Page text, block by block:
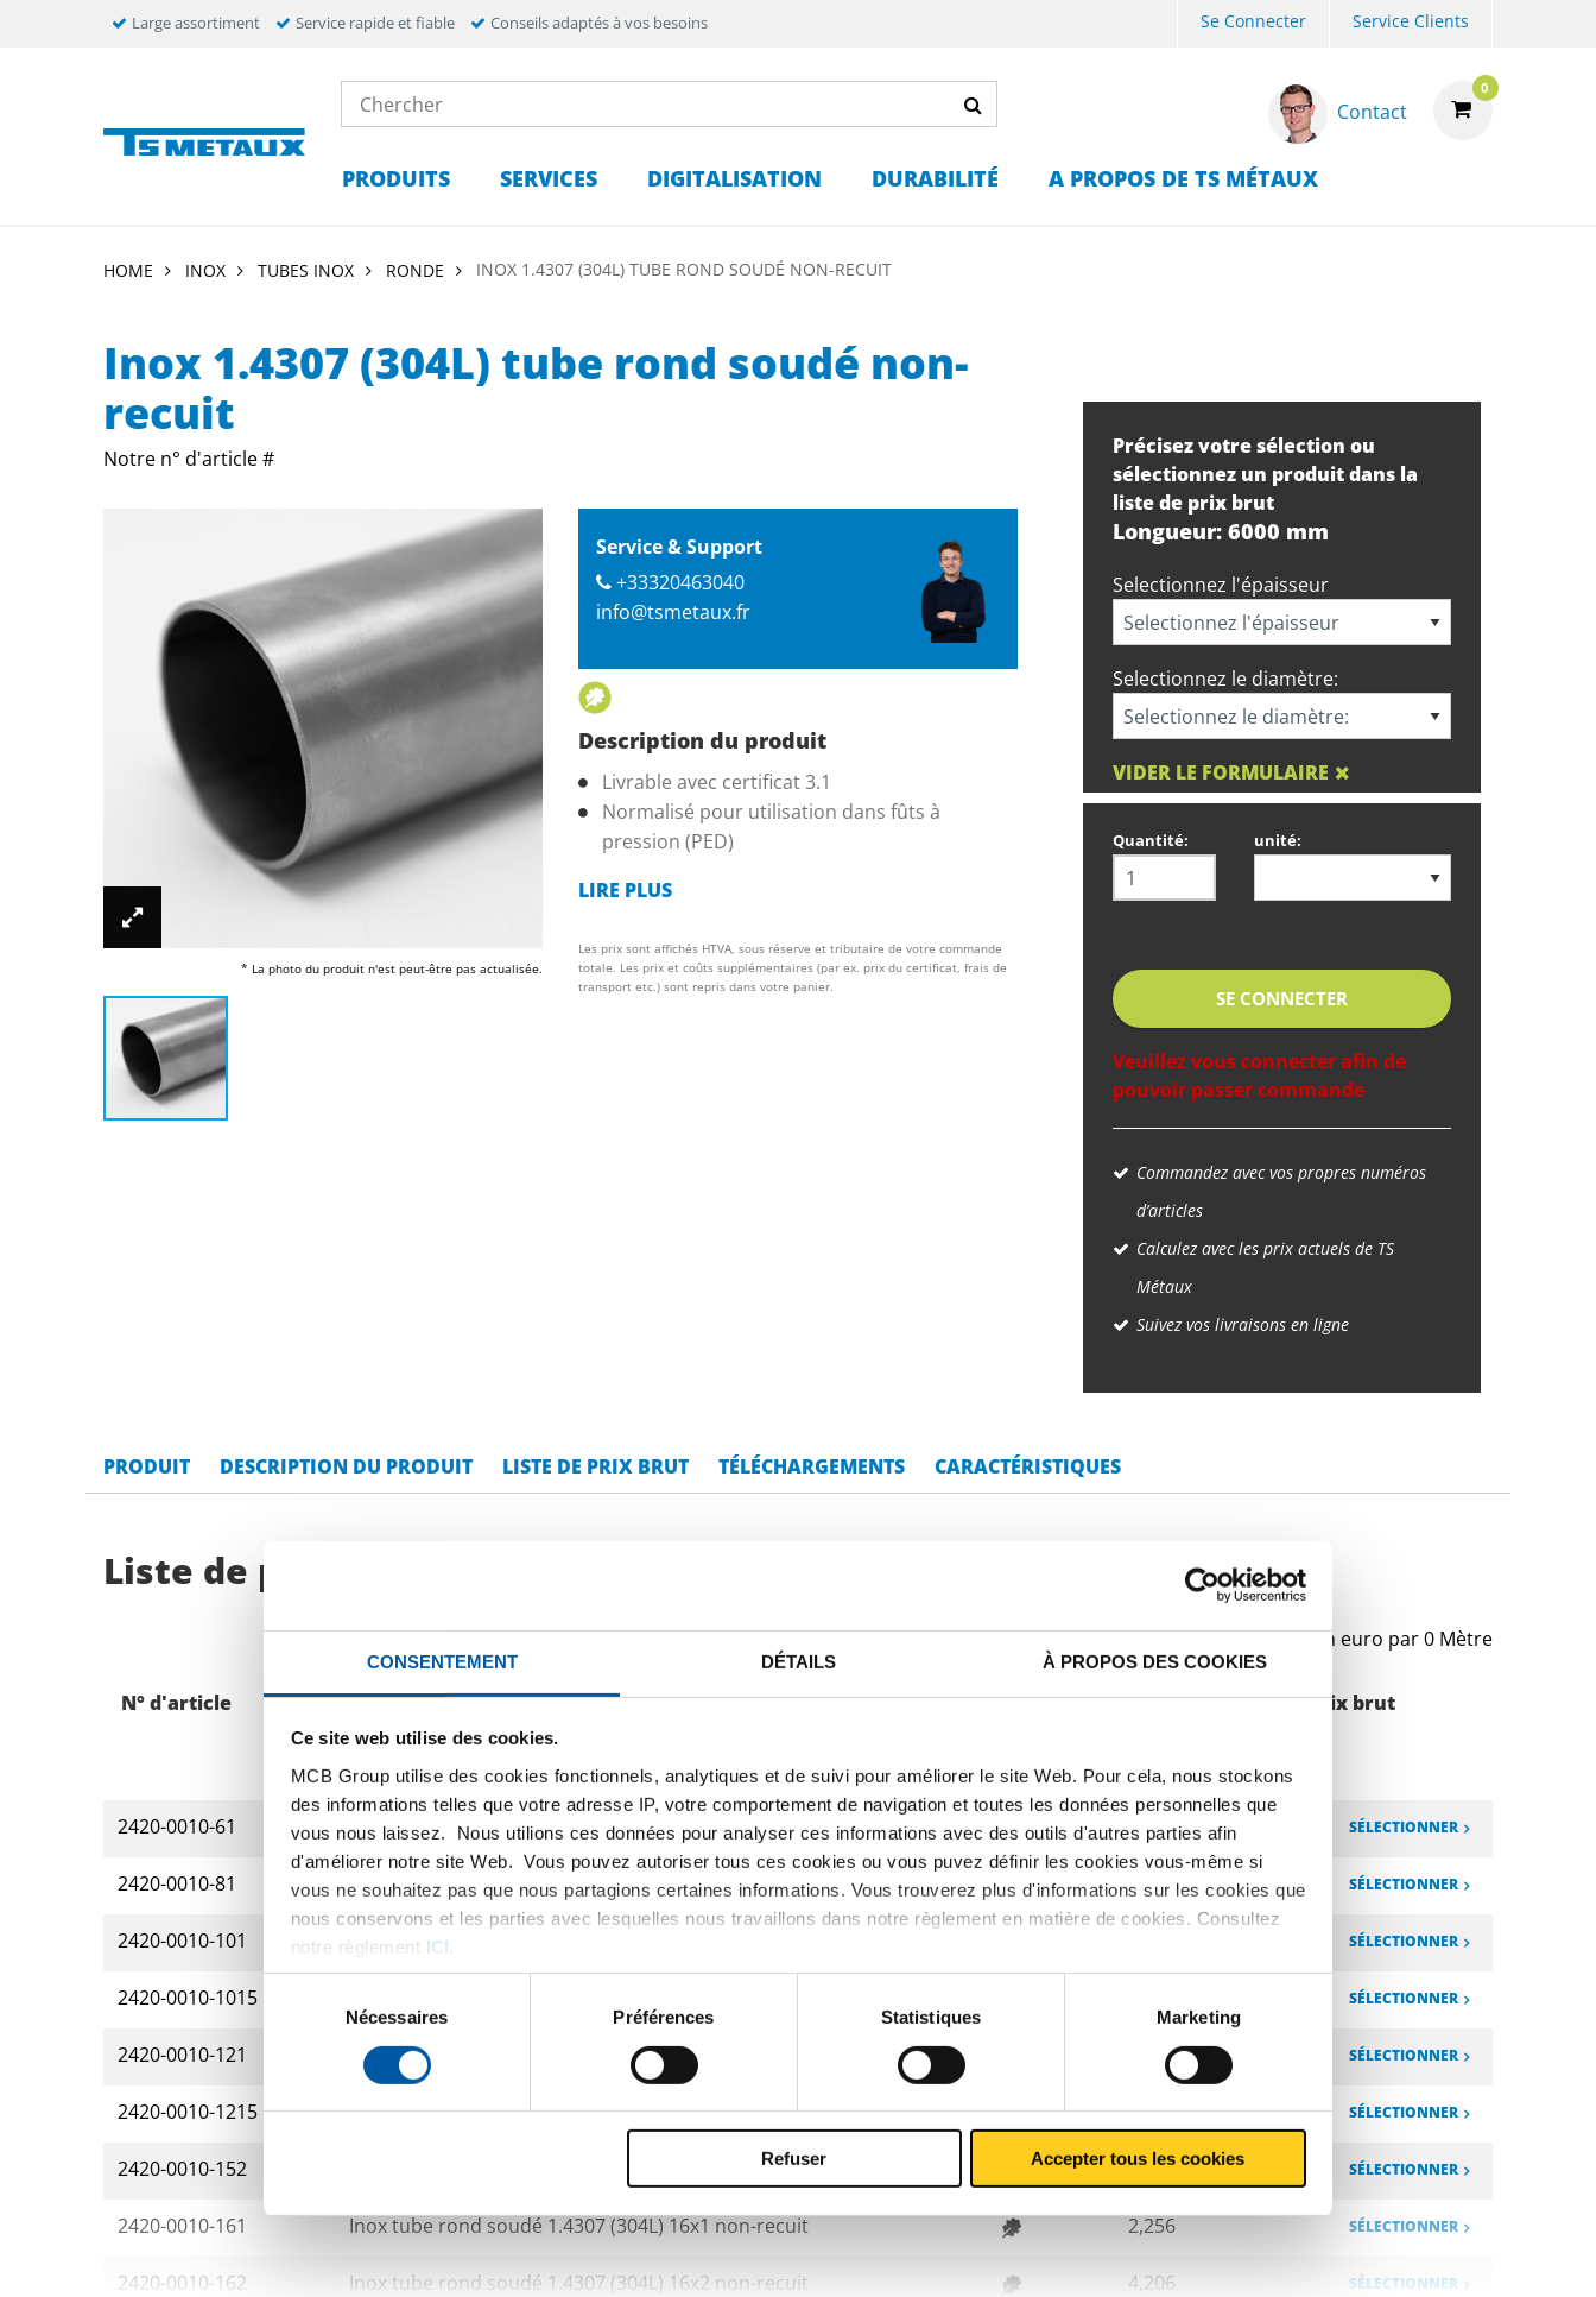
CONSENTEMENT DÉTAILS À PROPOS DES COOKIES
Ce site web utilise des cookies.
MCB Group utilise des cookies fonctionnels, analytiques et de suivi pour améliorer le site Web. Pour cela, nous stockons
des informations telles que votre adresse IP, votre comportement de navigation et toutes les données personnelles que
vous nous laissez. Nous utilions ces données pour analyser ces informations avec des outils d'autres parties afin
d'améliorer notre site Web. Vous pouvez autoriser tous ces cookies ou vous puvez définir les cookies vous-même si
vous ne souhaitez pas que nous partagions certaines informations. Vous trouverez plus d'informations sur les cookies que
nous conservons et les parties avec lesquelles nous travaillons dans notre règlement en matière de cookies. Consultez
notre règlement ICI
consentement
Nécessaires Préférences Statistiques Marketing
Refuser Accepter tous les cookies
Large assortiment Service rapide et fiable Conseils adaptés à vos besoins Se Connecter Service Clients
0
Contact
PRODUITS SERVICES DIGITALISATION DURABILITÉ A PROPOS DE TS MÉTAUX
HOME INOX TUBES INOX RONDE INOX 1.4307 (304L) TUBE ROND SOUDÉ NON-RECUIT
Inox 1.4307 (304L) tube rond soudé non-
recuit
Notre n° d'article #
* La photo du produit n'est peut-être pas actualisée.
Service & Support
+33320463040
info@tsmetaux.fr
Description du produit
Livrable avec certificat 3.1
Normalisé pour utilisation dans fûts à
pression (PED)
LIRE PLUS
Les prix sont affichés HTVA, sous réserve et tributaire de votre commande
totale. Les prix et coûts supplémentaires (par ex. prix du certificat, frais de
transport etc.) sont repris dans votre panier.
Précisez votre sélection ou
sélectionnez un produit dans la
liste de prix brut
Longueur: 6000 mm
Selectionnez l'épaisseur
Selectionnez le diamètre:
VIDER LE FORMULAIRE
Quantité: unité:
SE CONNECTER
Veuillez vous connecter afin de
pouvoir passer commande
Commandez avec vos propres numéros
d’articles
Calculez avec les prix actuels de TS
Métaux
Suivez vos livraisons en ligne
PRODUIT DESCRIPTION DU PRODUIT LISTE DE PRIX BRUT TÉLÉCHARGEMENTS CARACTÉRISTIQUES
Liste de prix bruts: Inox 1.4307 (304L) tube rond soudé non-recuit
Prix en euro par 0 Mètre
N° d'article Description
Poids des pièces en
Prix brut
2420-0010-61 Inox tube rond soudé 1.4307 (304L) 6x1 non-recuit 0,75 SÉLECTIONNER
2420-0010-81 Inox tube rond soudé 1.4307 (304L) 8x1 non-recuit 1,05 SÉLECTIONNER
2420-0010-101 Inox tube rond soudé 1.4307 (304L) 10x1 non-recuit SÉLECTIONNER
2420-0010-1015 SÉLECTIONNER
2420-0010-121 Inox tube rond soudé 1.4307 (304L) 12x1 non-recuit 1,65 SÉLECTIONNER
2420-0010-1215 Inox tube rond soudé 1.4307 (304L) 12x1,5 non-recuit 2,364 SÉLECTIONNER
2420-0010-152 Inox tube rond soudé 1.4307 (304L) 15x2 non-recuit 3,906 SÉLECTIONNER
2420-0010-161 Inox tube rond soudé 1.4307 (304L) 16x1 non-recuit 2,256 SÉLECTIONNER
2420-0010-162 Inox tube rond soudé 1.4307 (304L) 16x2 non-recuit 4,206 SÉLECTIONNER